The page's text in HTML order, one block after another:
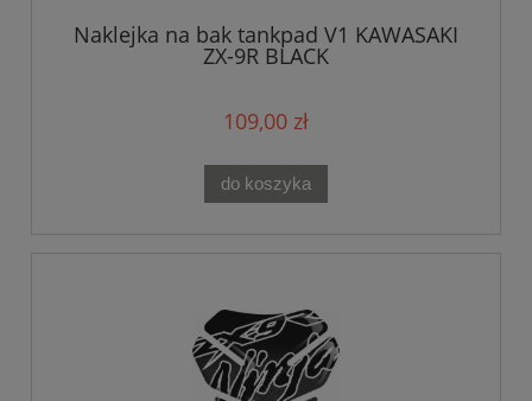
Naklejka na bak tankpad V1 KAWASAKI
ZX-9R BLACK
109,00 zł
do koszyka